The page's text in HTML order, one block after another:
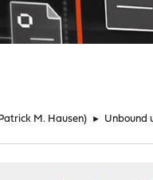
Patrick M. Hausen) ► Unbound